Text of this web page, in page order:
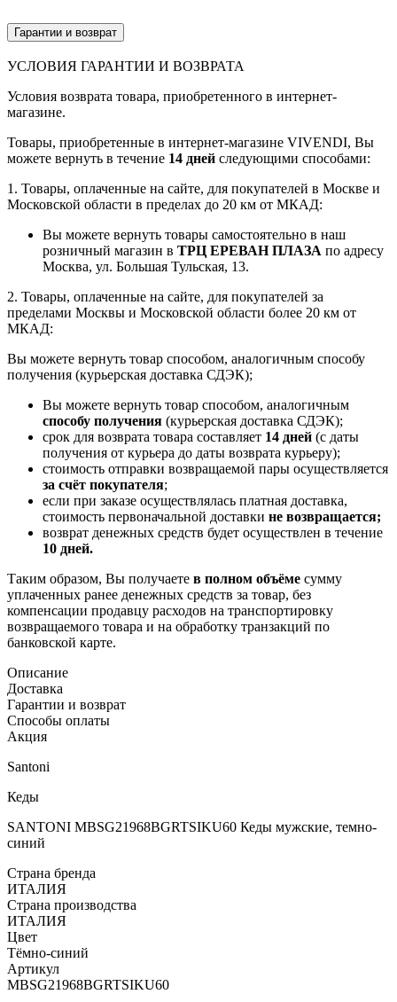
Гарантии и возврат
УСЛОВИЯ ГАРАНТИИ И ВОЗВРАТА
Условия возврата товара, приобретенного в интернет-
магазине.
Товары, приобретенные в интернет-магазине VIVENDI, Вы
можете вернуть в течение 14 дней следующими способами:
1. Товары, оплаченные на сайте, для покупателей в Москве и
Московской области в пределах до 20 км от МКАД:
Вы можете вернуть товары самостоятельно в наш
розничный магазин в ТРЦ ЕРЕВАН ПЛАЗА по адресу
Москва, ул. Большая Тульская, 13.
2. Товары, оплаченные на сайте, для покупателей за
пределами Москвы и Московской области более 20 км от
МКАД:
Вы можете вернуть товар способом, аналогичным способу
получения (курьерская доставка СДЭК);
Вы можете вернуть товар способом, аналогичным
способу получения (курьерская доставка СДЭК);
срок для возврата товара составляет 14 дней (с даты
получения от курьера до даты возврата курьеру);
стоимость отправки возвращаемой пары осуществляется
за счёт покупателя;
если при заказе осуществлялась платная доставка,
стоимость первоначальной доставки не возвращается;
возврат денежных средств будет осуществлен в течение
10 дней.
Таким образом, Вы получаете в полном объёме сумму
уплаченных ранее денежных средств за товар, без
компенсации продавцу расходов на транспортировку
возвращаемого товара и на обработку транзакций по
банковской карте.
Описание
Доставка
Гарантии и возврат
Способы оплаты
Акция
Santoni
Кеды
SANTONI MBSG21968BGRTSIKU60 Кеды мужские, темно-
синий
Страна бренда
ИТАЛИЯ
Страна производства
ИТАЛИЯ
Цвет
Тёмно-синий
Артикул
MBSG21968BGRTSIKU60